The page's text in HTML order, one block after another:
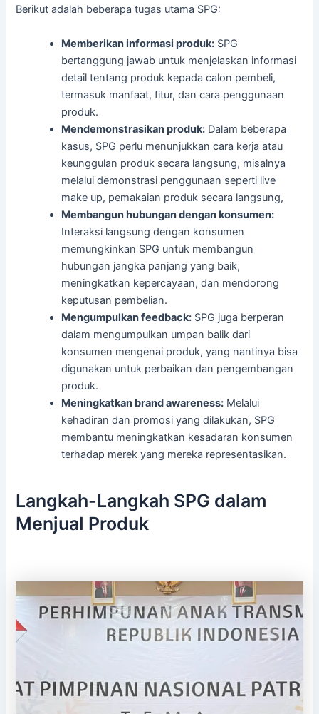
Berikut adalah beberapa tugas utama SPG:
Memberikan informasi produk: SPG
bertanggung jawab untuk menjelaskan informasi
detail tentang produk kepada calon pembeli,
termasuk manfaat, fitur, dan cara penggunaan
produk.
Mendemonstrasikan produk: Dalam beberapa
kasus, SPG perlu menunjukkan cara kerja atau
keunggulan produk secara langsung, misalnya
melalui demonstrasi penggunaan seperti live
make up, pemakaian produk secara langsung,
Membangun hubungan dengan konsumen:
Interaksi langsung dengan konsumen
memungkinkan SPG untuk membangun
hubungan jangka panjang yang baik,
meningkatkan kepercayaan, dan mendorong
keputusan pembelian.
Mengumpulkan feedback: SPG juga berperan
dalam mengumpulkan umpan balik dari
konsumen mengenai produk, yang nantinya bisa
digunakan untuk perbaikan dan pengembangan
produk.
Meningkatkan brand awareness: Melalui
kehadiran dan promosi yang dilakukan, SPG
membantu meningkatkan kesadaran konsumen
terhadap merek yang mereka representasikan.
Langkah-Langkah SPG dalam
Menjual Produk